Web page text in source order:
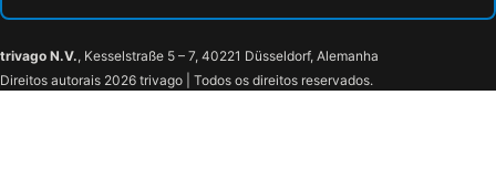
trivago N.V., Kesselstraße 5 – 7, 40221 Düsseldorf, Alemanha
Direitos autorais 2026 trivago | Todos os direitos reservados.